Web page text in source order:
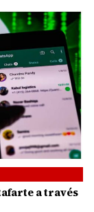
a través